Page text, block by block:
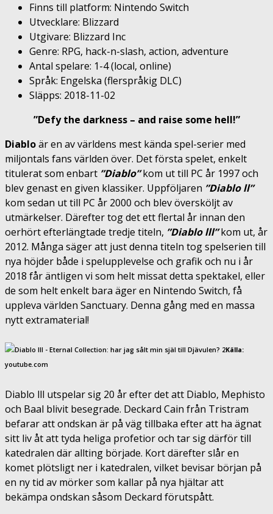
Finns till platform: Nintendo Switch
Utvecklare: Blizzard
Utgivare: Blizzard Inc
Genre: RPG, hack-n-slash, action, adventure
Antal spelare: 1-4 (local, online)
Språk: Engelska (flerspråkig DLC)
Släpps: 2018-11-02
”Defy the darkness – and raise some hell!”
Diabloär en av världens mest kända spel-serier med
miljontals fans världen över. Det första spelet, enkelt
titulerat som enbart ”Diablo” kom ut till PC år 1997 och
blev genast en given klassiker. Uppföljaren ”Diablo ll”
kom sedan ut till PC år 2000 och blev översköljt av
utmärkelser. Därefter tog det ett flertal år innan den
oerhört efterlängtade tredje titeln, ”Diablo lll” kom ut, år
2012. Många säger att just denna titeln tog spelserien till
nya höjder både i spelupplevelse och grafik och nu i år
2018 får äntligen vi som helt missat detta spektakel, eller
de som helt enkelt bara äger en Nintendo Switch, få
uppleva världen Sanctuary. Denna gång med en massa
nytt extramaterial!
Källa:
youtube.com
Diablo lll utspelar sig 20 år efter det att Diablo, Mephisto
och Baal blivit besegrade. Deckard Cain från Tristram
befarar att ondskan är på väg tillbaka efter att ha ägnat
sitt liv åt att tyda heliga profetior och tar sig därför till
katedralen där allting började. Kort därefter slår en
komet plötsligt ner i katedralen, vilket bevisar början på
en ny tid av mörker som kallar på nya hjältar att
bekämpa ondskan såsom Deckard förutspått.